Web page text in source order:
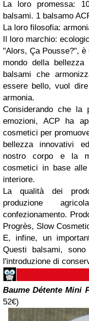
La loro promessa:
balsami. 1 balsamo
La loro filosofia:
Il loro marchio:
"Alors, Ça Pousse?", è
mondo della
balsami che
essere bello, vuol
armonia.
Considerando che la
emozioni, ACP ha
cosmetici per
bellezza innovativi
nostro corpo e la
cosmetici in base
interiore.
La qualità dei
produzione
confezionamento.
Progrès, Slow
E, infine, un
Questi balsami,
l'introduzione di
Baume Détente Mini
52€)